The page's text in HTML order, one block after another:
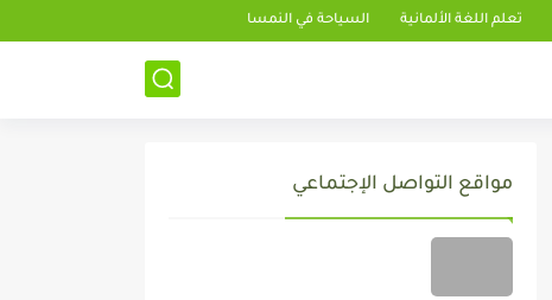
تعلم اللغة الألمانية السياحة في النمسا
مواقع التواصل الإجتماعي